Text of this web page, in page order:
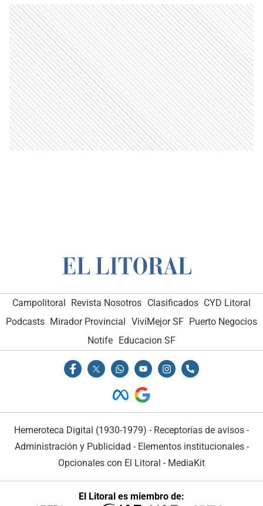
Campolitoral Revista Nosotros Clasificados CYD Litoral
Podcasts Mirador Provincial VivíMejor SF Puerto Negocios
Notife Educacion SF
Hemeroteca Digital (1930-1979) - Receptorías de avisos -
Administración y Publicidad - Elementos institucionales-
Opcionales con El Litoral - MediaKit
El Litoral es miembro de: